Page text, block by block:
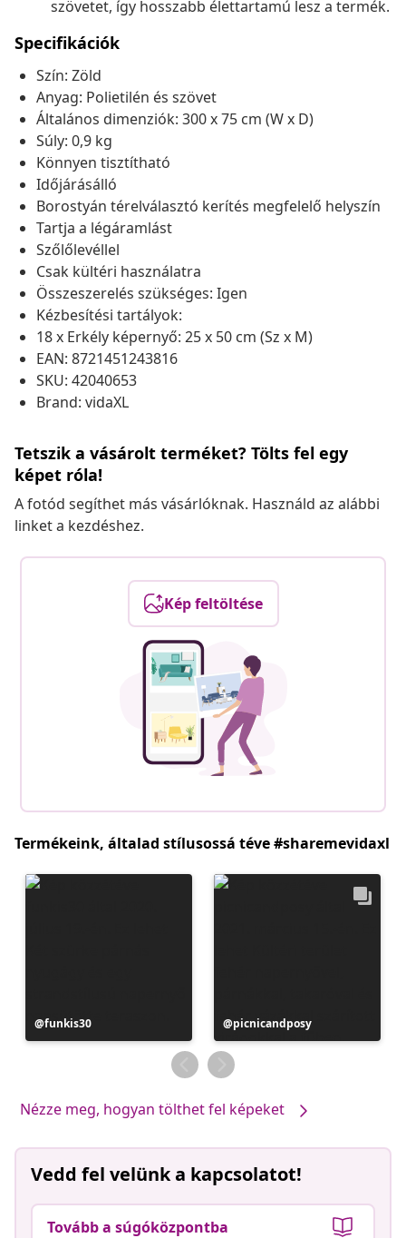
szövetet, így hosszabb élettartamú lesz a termék.
Specifikációk
Szín: Zöld
Anyag: Polietilén és szövet
Általános dimenziók: 300 x 75 cm (W x D)
Súly: 0,9 kg
Könnyen tisztítható
Időjárásálló
Borostyán térelválasztó kerítés megfelelő helyszín
Tartja a légáramlást
Szőlőlevéllel
Csak kültéri használatra
Összeszerelés szükséges: Igen
Kézbesítési tartályok:
18 x Erkély képernyő: 25 x 50 cm (Sz x M)
EAN: 8721451243816
SKU: 42040653
Brand: vidaXL
Tetszik a vásárolt terméket? Tölts fel egy
képet róla!
A fotód segíthet más vásárlóknak. Használd az alábbi
linket a kezdéshez.
Kép feltöltése
Termékeink, általad stílusossá téve #sharemevidaxl
Bejegyzés
közzétevője
funkis30
Bejegyzés
közzétevője
picnicandposy
Nézze meg, hogyan tölthet fel képeket
Vedd fel velünk a kapcsolatot!
Tovább a súgóközpontba